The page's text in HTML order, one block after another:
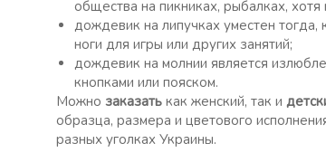
общества на пикниках, рыбалках,
дождевик на липучках уместен тогда,
ноги для игры или других занятий;
дождевик на молнии является
кнопками или пояском.
Можно заказать как женский, так и
образца, размера и цветового
разных уголках Украины.